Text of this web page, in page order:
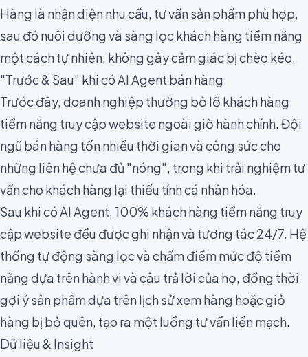
Hàng là nhận diện nhu cầu, tư vấn sản phẩm phù hợp,
sau đó nuôi dưỡng và sàng lọc khách hàng tiềm năng
một cách tự nhiên, không gây cảm giác bị chèo kéo.
"Trước & Sau" khi có AI Agent bán hàng
Trước đây, doanh nghiệp thường bỏ lỡ khách hàng
tiềm năng truy cập website ngoài giờ hành chính. Đội
ngũ bán hàng tốn nhiều thời gian và công sức cho
những liên hệ chưa đủ "nóng", trong khi trải nghiệm tư
vấn cho khách hàng lại thiếu tính cá nhân hóa.
Sau khi có AI Agent, 100% khách hàng tiềm năng truy
cập website đều được ghi nhận và tương tác 24/7. Hệ
thống tự động sàng lọc và chấm điểm mức độ tiềm
năng dựa trên hành vi và câu trả lời của họ, đồng thời
gợi ý sản phẩm dựa trên lịch sử xem hàng hoặc giỏ
hàng bị bỏ quên, tạo ra một luồng tư vấn liền mạch.
Dữ liệu & Insight